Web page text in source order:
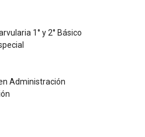
1° y 2° Básico
Administración